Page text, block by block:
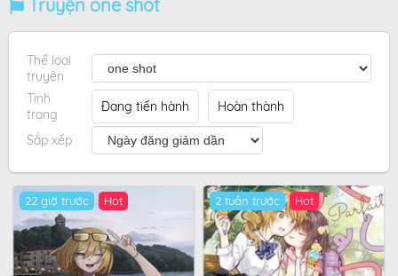
Truyện one shot
Thể loại
truyện
Tình
trạng
Đang tiến hành Hoàn thành
Sắp xếp
22 giờ trước 2 tuần trước